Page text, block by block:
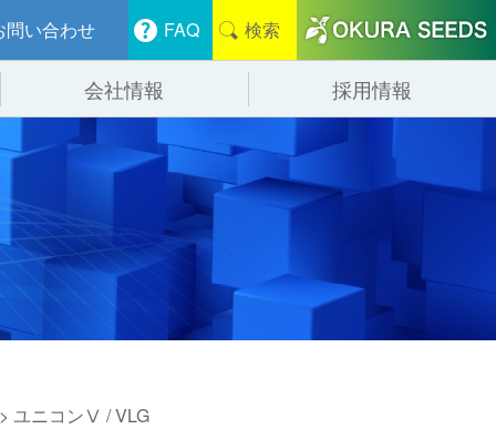
問い合わせ FAQ 検索
けシステム
システム
ニング・デバンニングシステム
会社情報
概要
紹介
採用情報
ユニコンⅤ / VLG